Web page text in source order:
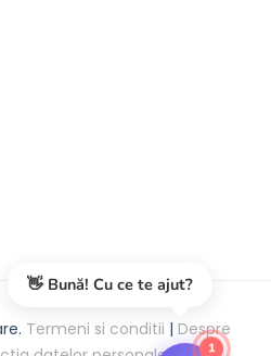
Termeni si conditii | Despre
👋 Bună! Cu ce te ajut?
1